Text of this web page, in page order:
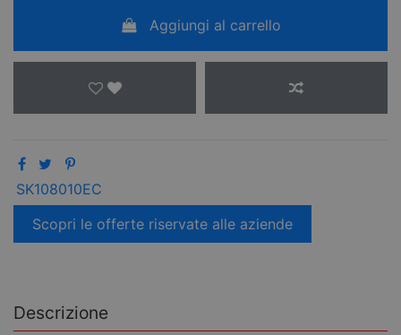
Aggiungi al carrello
SK108010EC
Scopri le offerte riservate alle aziende
Descrizione